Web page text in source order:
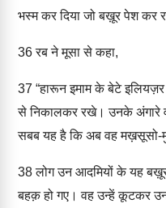
भस्म कर दिया जो बख़ूर पेश कर
36रब ने मूसा से कहा,
37 “हारून इमाम के बेटे
से निकालकर रखे। उनके अंगारे
सबब यह है कि अब वह मख़सूसो-
38लोग उन आदमियों के यह
बहक़ हो गए। वह उन्हें कूटकर